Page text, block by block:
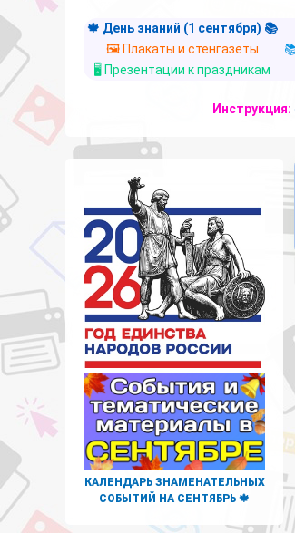
🍁 День знаний (1 сентября) 📚
🖼️ Плакаты и стенгазеты
🖥️ Презентации к праздникам
Инструкция:
КАЛЕНДАРЬ ЗНАМЕНАТЕЛЬНЫХ
СОБЫТИЙ НА СЕНТЯБРЬ 🍁